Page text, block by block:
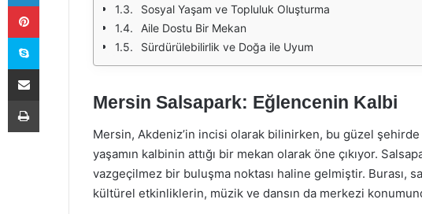
Sosyal Yaşam ve Topluluk Oluşturma
Aile Dostu Bir Mekan
Sürdürülebilirlik ve Doğa ile Uyum
Mersin Salsapark: Eğlencenin Kalbi
Mersin, Akdeniz’in incisi olarak bilinirken, bu güzel
yaşamın kalbinin attığı bir mekan olarak öne çıkıyor.
vazgeçilmez bir buluşma noktası haline gelmiştir. Burası,
kültürel etkinliklerin, müzik ve dansın da merkezi
Pinterest
Skype
E-Posta ile paylaş